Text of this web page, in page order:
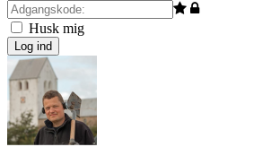
Husk mig
Log ind